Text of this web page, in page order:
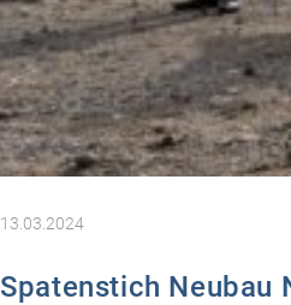
13.03.2024
Spatenstich Neubau